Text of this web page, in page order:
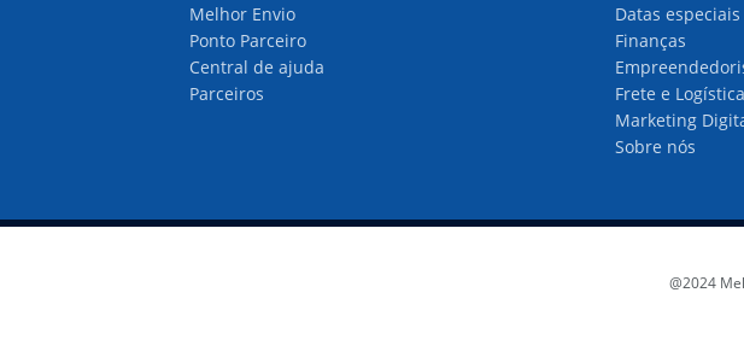
Melhor Envio
Ponto Parceiro
Central de ajuda
Parceiros
Datas especiais
Finanças
Frete e Logística
Marketing
Sobre nós
@2024